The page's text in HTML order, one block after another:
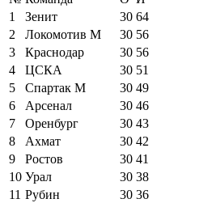
1
Зенит 30 64
2
Локомотив М 30 56
3
Краснодар 30 56
4
ЦСКА 30 51
5
Спартак М 30 49
6
Арсенал 30 46
7
Оренбург 30 43
8
Ахмат 30 42
9
Ростов 30 41
10 Урал 30 38
11 Рубин 30 36